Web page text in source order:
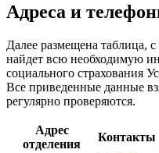
Адреса и
Далее размещена таблица,
найдет всю необходимую
социального страхования
Все приведенные данные
регулярно проверяются.
Адрес
отделения
Контакты